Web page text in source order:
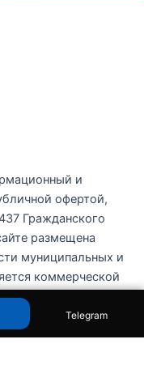
Telegram
и
офертой,
Гражданского
размещена
муниципальных и
коммерческой
Все права